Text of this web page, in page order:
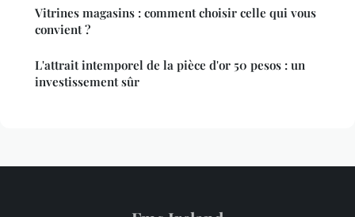
Vitrines magasins : comment choisir celle qui vous
convient ?
L'attrait intemporel de la pièce d'or 50 pesos : un
investissement sûr